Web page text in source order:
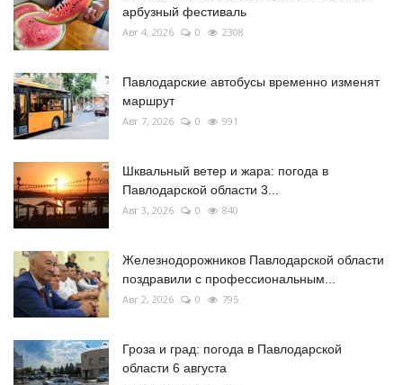
арбузный фестиваль
Авг 4, 2026 0 2308
Павлодарские автобусы временно изменят
маршрут
Авг 7, 2026 0 991
Шквальный ветер и жара: погода в
Павлодарской области 3...
Авг 3, 2026 0 840
Железнодорожников Павлодарской области
поздравили с профессиональным...
Авг 2, 2026 0 795
Гроза и град: погода в Павлодарской
области 6 августа